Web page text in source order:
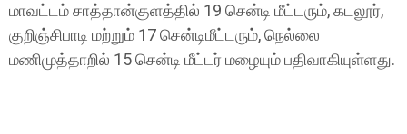
மாவட்டம் சாத்தான்குளத்தில் 19 சென்டி மீட்டரும், கடலூர்,
குறிஞ்சிபாடி மற்றும் 17 சென்டிமீட்டரும், நெல்லை
மணிமுத்தாறில் 15 சென்டி மீட்டர் மழையும் பதிவாகியுள்ளது.